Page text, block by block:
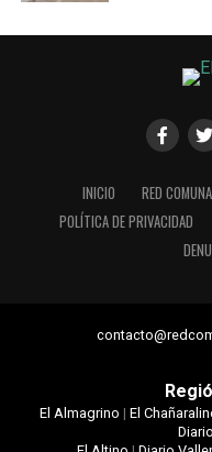
INICIO RED
POLÍTICA DE PRIVACIDAD
El Almagrino | El